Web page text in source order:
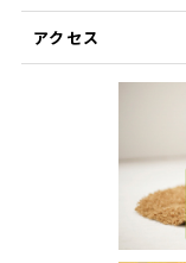
アクセス